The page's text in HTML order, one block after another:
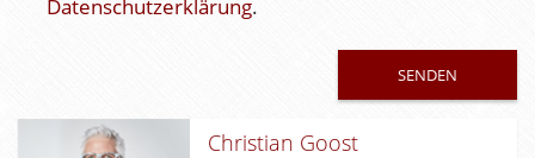
Datenschutzerklärung.
Christian Goost